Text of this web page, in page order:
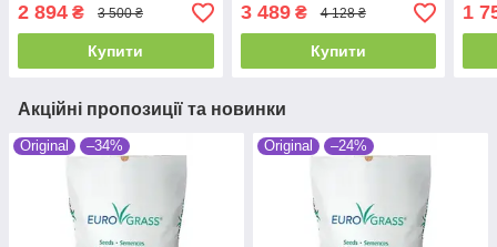
2 894 ₴ 3 500 ₴
Купити
3 489₴ 4 128 ₴
Купити
1
Акційні пропозиції та новинки
Original –34% Original –24%